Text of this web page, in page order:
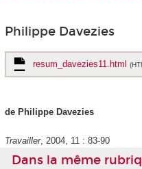
Philippe Davezies
resum_davezies11.html
de Philippe Davezies
Travailler, 2004, 11 : 83-90
Dans la même